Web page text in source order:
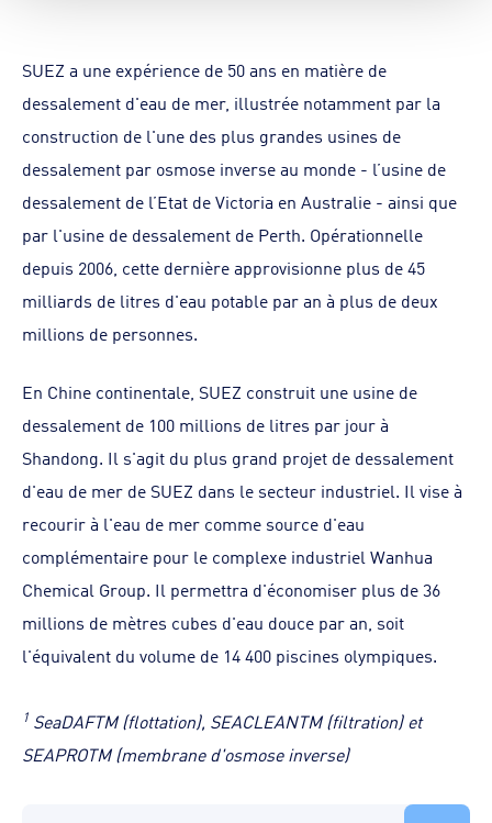
SUEZ a une expérience de 50 ans en matière de
dessalement d'eau de mer, illustrée notamment par la
construction de l'une des plus grandes usines de
dessalement par osmose inverse au monde - l’usine de
dessalement de l’Etat de Victoria en Australie - ainsi que
par l'usine de dessalement de Perth. Opérationnelle
depuis 2006, cette dernière approvisionne plus de 45
milliards de litres d'eau potable par an à plus de deux
millions de personnes.
En Chine continentale, SUEZ construit une usine de
dessalement de 100 millions de litres par jour à
Shandong. Il s'agit du plus grand projet de dessalement
d'eau de mer de SUEZ dans le secteur industriel. Il vise à
recourir à l'eau de mer comme source d'eau
complémentaire pour le complexe industriel Wanhua
Chemical Group. Il permettra d'économiser plus de 36
millions de mètres cubes d'eau douce par an, soit
l'équivalent du volume de 14 400 piscines olympiques.
1 SeaDAFTM (flottation), SEACLEANTM (filtration) et
SEAPROTM (membrane d'osmose inverse)